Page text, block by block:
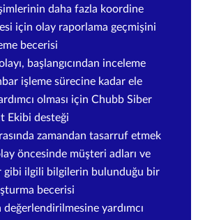
daha fazla koordine
için olay raporlama geçmişini
becerisi
başlangıcından inceleme
işleme sürecine kadar ele
olması için Chubb Siber
Ekibi desteği
zamandan tasarruf etmek
öncesinde müşteri adları ve
gibi ilgili bilgilerin bulunduğu bir
becerisi
değerlendirilmesine yardımcı